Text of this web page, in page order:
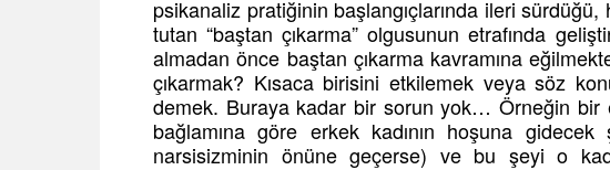
psikanaliz pratiğinin başlangıçlarında ileri
tutan “baştan çıkarma” olgusunun etrafında
almadan önce baştan çıkarma kavramına
çıkarmak? Kısaca birisini etkilemek veya söz
demek. Buraya kadar bir sorun yok… Örneğin bir
bağlamına göre erkek kadının hoşuna
narsisizminin önüne geçerse) ve bu şeyi o